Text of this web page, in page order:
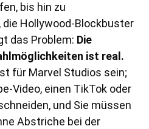
bis hin zu
Hollywood-Blockbuster
das Problem: Die
ist real.
für Marvel Studios sein;
Video, einen TikTok oder
und Sie müssen
Abstriche bei der